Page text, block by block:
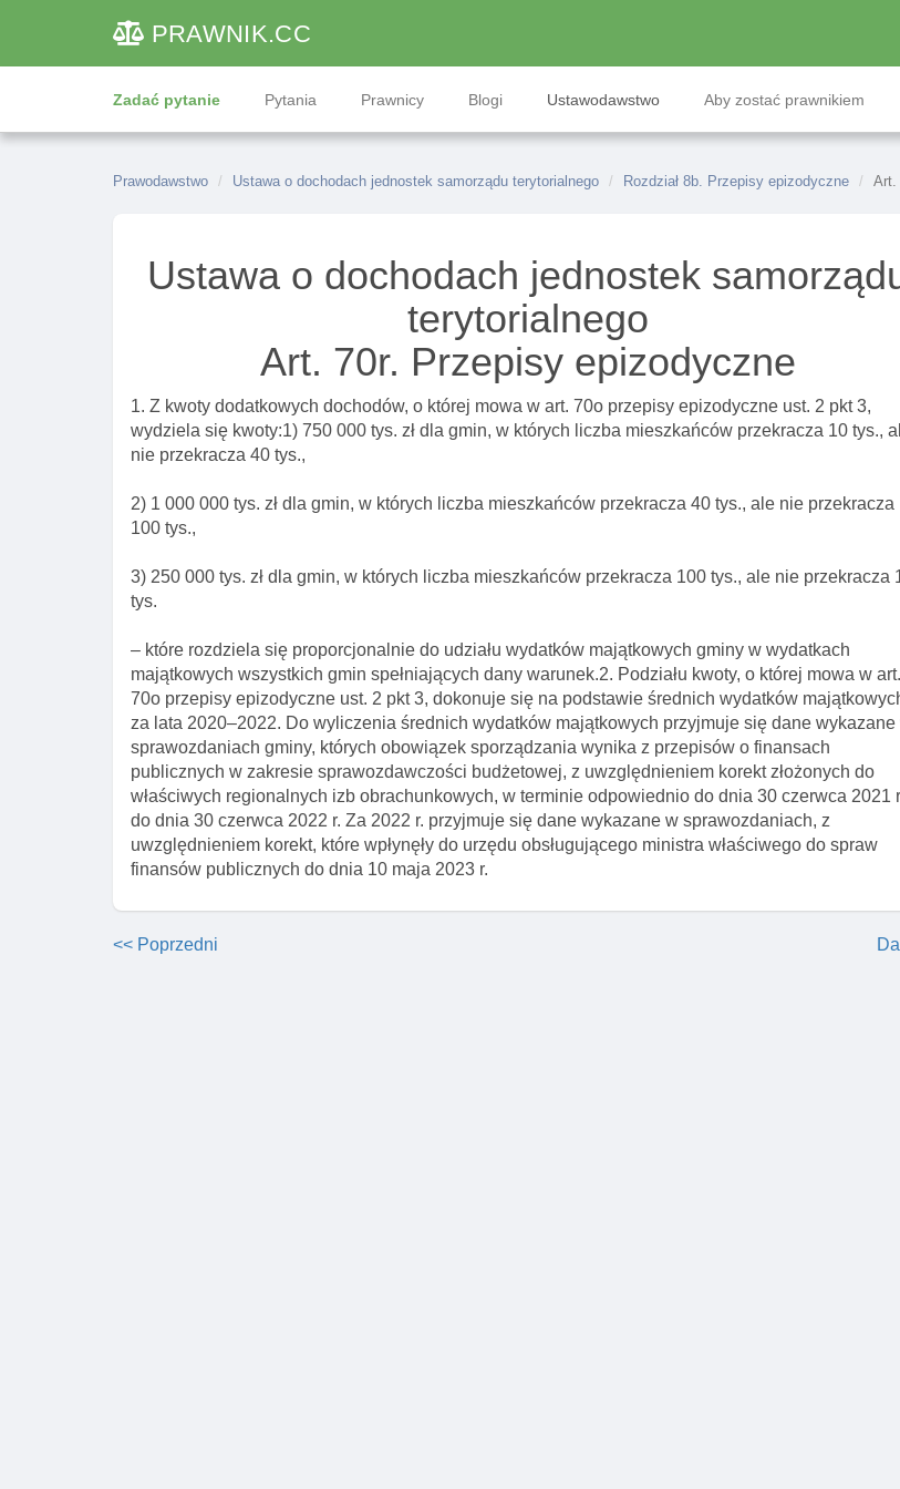
PRAWNIK.CC
Zadać pytanie Pytania Prawnicy Blogi Ustawodawstwo Aby zostać prawnikiem
Prawodawstwo Ustawa o dochodach jednostek samorządu terytorialnego Rozdział 8b. Przepisy epizodyczne Art.
Ustawa o dochodach jednostek
terytorialnego
Art. 70r. Przepisy epizodyczne
1. Z kwoty dodatkowych dochodów, o której mowa w art. 70o przepisy epizodyczne ust. 2 pkt 3,
wydziela się kwoty:1) 750 000 tys. zł dla gmin, w których liczba mieszkańców przekracza 10 tys.,
nie przekracza 40 tys.,
2) 1 000 000 tys. zł dla gmin, w których liczba mieszkańców przekracza 40 tys., ale nie przekracza
100 tys.,
3) 250 000 tys. zł dla gmin, w których liczba mieszkańców przekracza 100 tys., ale nie przekracza
tys.
– które rozdziela się proporcjonalnie do udziału wydatków majątkowych gminy w wydatkach
majątkowych wszystkich gmin spełniających dany warunek.2. Podziału kwoty, o której mowa w art.
70o przepisy epizodyczne ust. 2 pkt 3, dokonuje się na podstawie średnich wydatków
za lata 2020–2022. Do wyliczenia średnich wydatków majątkowych przyjmuje się dane wykazane
sprawozdaniach gminy, których obowiązek sporządzania wynika z przepisów o finansach
publicznych w zakresie sprawozdawczości budżetowej, z uwzględnieniem korekt złożonych do
właściwych regionalnych izb obrachunkowych, w terminie odpowiednio do dnia 30 czerwca 2021
do dnia 30 czerwca 2022 r. Za 2022 r. przyjmuje się dane wykazane w sprawozdaniach, z
uwzględnieniem korekt, które wpłynęły do urzędu obsługującego ministra właściwego do spraw
finansów publicznych do dnia 10 maja 2023 r.
<< Poprzedni